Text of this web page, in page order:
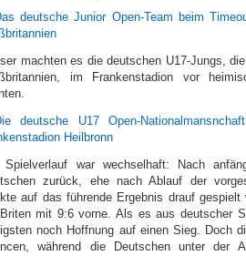
machten es die deutschen U17-Jungs,
im Frankenstadion vor
Spielverlauf war wechselhaft: Nach
zurück, ehe nach Ablauf der
auf das führende Ergebnis drauf
mit 9:6 vorne. Als es aus deutscher
noch Hoffnung auf einen Sieg. Doch
während die Deutschen unter der